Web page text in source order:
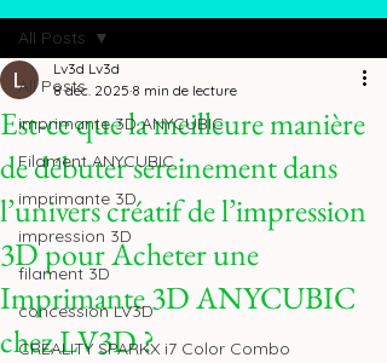
All Posts
imprimante 3D ANYCUBIC
Filament ANYCUBIC
imprimante 3D
impression 3D
filament 3D
concession LV3D
CREALITY SPARKX i7 Color Combo
All Posts
Est-ce que la meilleure manière
de débuter sereinement dans
l’univers créatif de l’impression
3D pour Acheter une
Imprimante 3D ANYCUBIC
chez LV3D ?
Lv3d Lv3d
8 déc. 2025 8 min de lecture